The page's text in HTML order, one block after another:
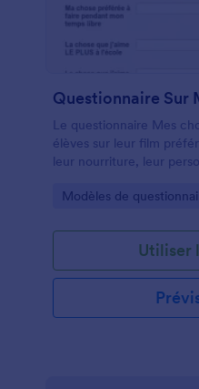
Le questionnaire Mes
élèves sur leur film
leur nourriture, leur
de comprendre leurs
de questions et
images, des couleurs,
vous pouvez créer votre
ligne personnalisé dès
Go to Category:
Modèles de
Utiliser